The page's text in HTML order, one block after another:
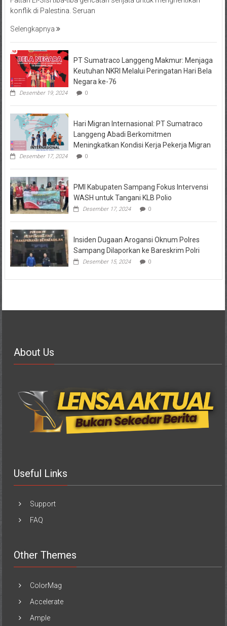
konflik di Palestina. Seruan
Selengkapnya
PT Sumatraco Langgeng Makmur: Menjaga
Keutuhan NKRI Melalui Peringatan Hari Bela
Negara ke-76
Desember 19, 2024 0
Hari Migran Internasional: PT Sumatraco
Langgeng Abadi Berkomitmen
Meningkatkan Kondisi Kerja Pekerja Migran
Desember 17, 2024 0
PMI Kabupaten Sampang Fokus Intervensi
WASH untuk Tangani KLB Polio
Desember 17, 2024 0
Insiden Dugaan Arogansi Oknum Polres
Sampang Dilaporkan ke Bareskrim Polri
Desember 15, 2024 0
About Us
Useful Links
Support
FAQ
Other Themes
ColorMag
Accelerate
Ample